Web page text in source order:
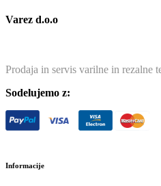
Varez d.o.o
Prodaja in servis varilne in rezalne
Sodelujemo z:
Informacije